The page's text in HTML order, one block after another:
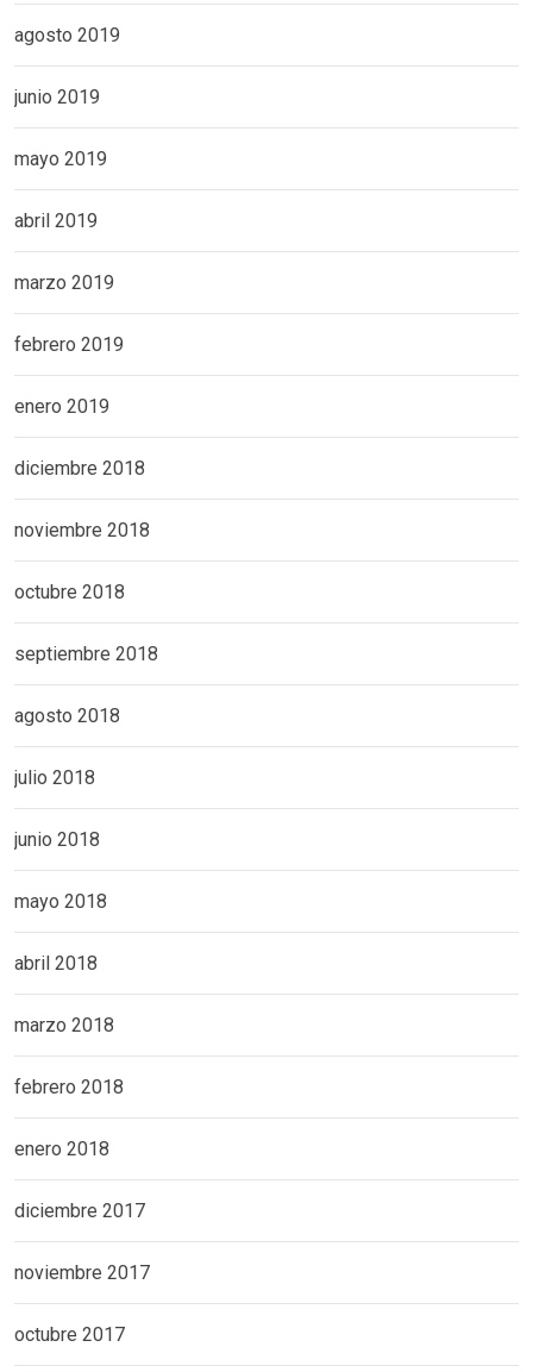
agosto 2019
junio 2019
mayo 2019
abril 2019
marzo 2019
febrero 2019
enero 2019
diciembre 2018
noviembre 2018
octubre 2018
septiembre 2018
agosto 2018
julio 2018
junio 2018
mayo 2018
abril 2018
marzo 2018
febrero 2018
enero 2018
diciembre 2017
noviembre 2017
octubre 2017